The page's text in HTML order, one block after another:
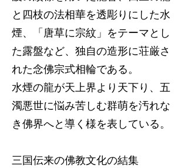
と四枝の法相華を透彫りにした水
煙、「唐草に宗紋」をテーマとし
た露盤など、独自の造形に荘厳さ
れた念佛宗式相輪である。
水煙の龍が天上界より天下り、五
濁悪世に悩み苦しむ群萌を汚れな
き佛界へと導く様を表している。
三国伝来の佛教文化の結集